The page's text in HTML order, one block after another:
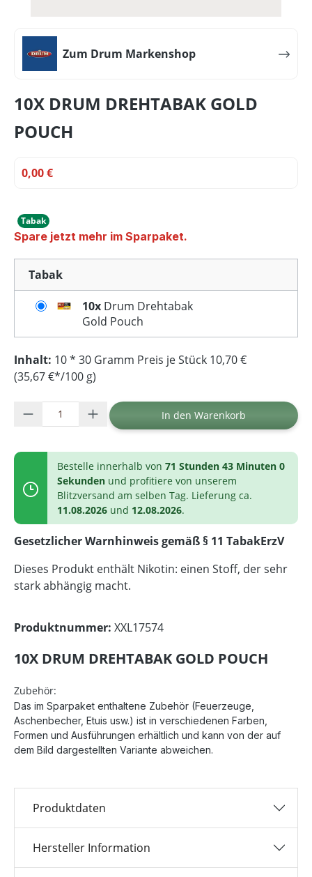
Zum Drum Markenshop
10X DRUM DREHTABAK GOLD
POUCH
0,00 €
Tabak
Spare jetzt mehr im Sparpaket.
Tabak
10x Drum Drehtabak
Gold Pouch
Inhalt: 10 * 30 Gramm Preis je Stück 10,70 €
(35,67 €*/100 g)
Produkt Anzahl: Gib den gewünschten
In den Warenkorb
Bestelle innerhalb von 71 Stunden 43 Minuten 0
Sekunden und profitiere von unserem
Blitzversand am selben Tag. Lieferung ca.
11.08.2026 und 12.08.2026.
Gesetzlicher Warnhinweis gemäß § 11 TabakErzV
Dieses Produkt enthält Nikotin: einen Stoff, der sehr
stark abhängig macht.
Produktnummer: XXL17574
10X DRUM DREHTABAK GOLD POUCH
Zubehör:
Das im Sparpaket enthaltene Zubehör (Feuerzeuge,
Aschenbecher, Etuis usw.) ist in verschiedenen Farben,
Formen und Ausführungen erhältlich und kann von der auf
dem Bild dargestellten Variante abweichen.
Produktdaten
Hersteller Information